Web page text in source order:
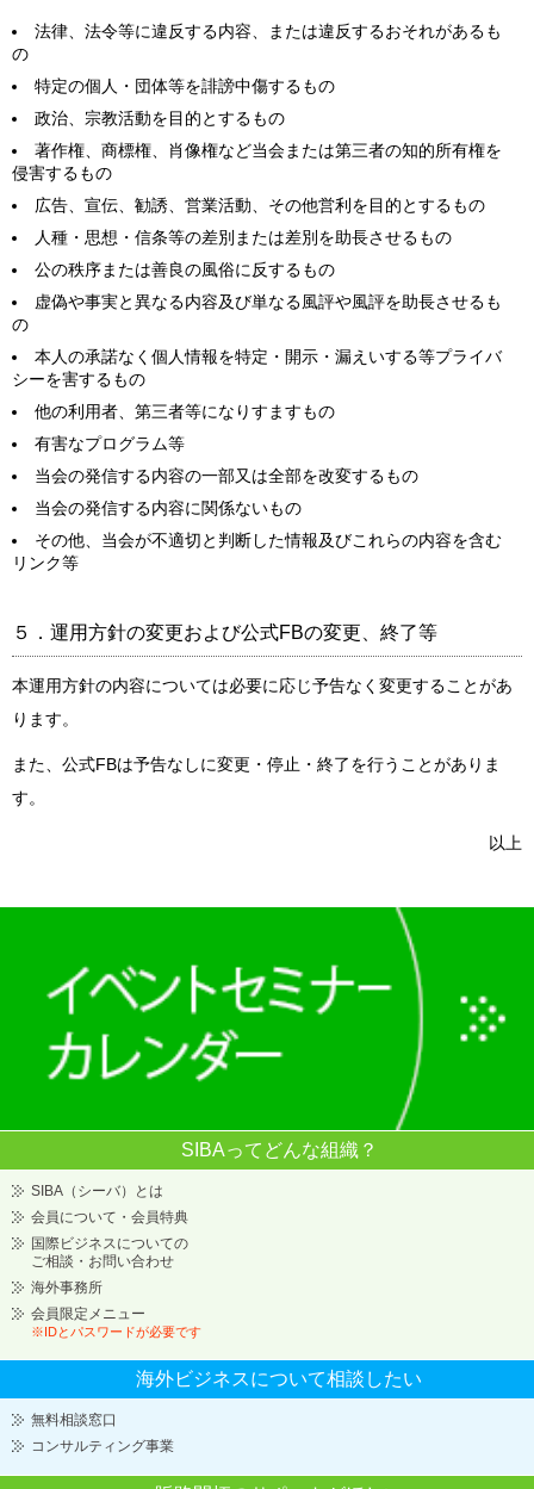
法律、法令等に違反する内容、または違反するおそれがあるも
の
特定の個人・団体等を誹謗中傷するもの
政治、宗教活動を目的とするもの
著作権、商標権、肖像権など当会または第三者の知的所有権を
侵害するもの
広告、宣伝、勧誘、営業活動、その他営利を目的とするもの
人種・思想・信条等の差別または差別を助長させるもの
公の秩序または善良の風俗に反するもの
虚偽や事実と異なる内容及び単なる風評や風評を助長させるも
の
本人の承諾なく個人情報を特定・開示・漏えいする等プライバ
シーを害するもの
他の利用者、第三者等になりすますもの
有害なプログラム等
当会の発信する内容の一部又は全部を改変するもの
当会の発信する内容に関係ないもの
その他、当会が不適切と判断した情報及びこれらの内容を含む
リンク等
５．運用方針の変更および公式FBの変更、終了等
本運用方針の内容については必要に応じ予告なく変更することがあ
ります。
また、公式FBは予告なしに変更・停止・終了を行うことがありま
す。
以上
SIBAってどんな組織？
SIBA（シーバ）とは
会員について・会員特典
国際ビジネスについての
ご相談・お問い合わせ
海外事務所
会員限定メニュー
※IDとパスワードが必要です
海外ビジネスについて相談したい
無料相談窓口
コンサルティング事業